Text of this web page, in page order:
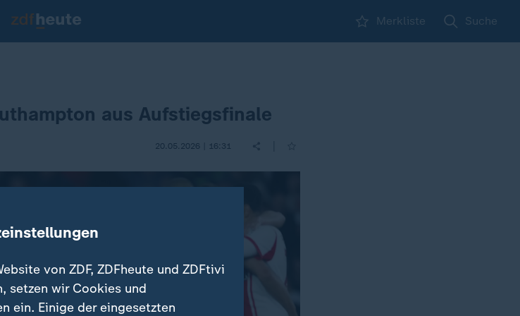
Merkliste Suche
aus Aufstiegsfinale
20.05.2026 | 16:31
von ZDF, ZDFheute und ZDFtivi
setzen wir Cookies und
ein. Einige der eingesetzten